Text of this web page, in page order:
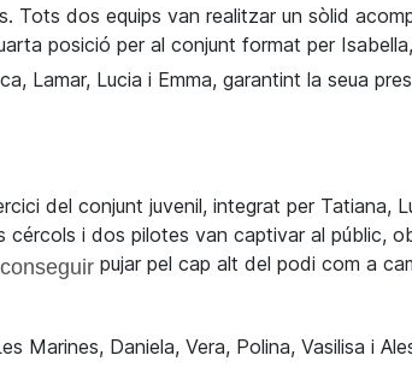
Tots dos equips van realitzar un sòlid
posició per al conjunt format per Isabella
Lamar, Lucia i Emma, garantint la seua
del conjunt juvenil, integrat per Tatiana,
cércols i dos pilotes van captivar al públic,
pujar pel cap alt del podi com a
Marines, Daniela, Vera, Polina, Vasilisa i